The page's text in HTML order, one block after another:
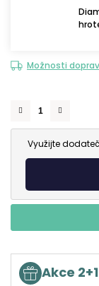
Možnosti
Využijte
Akce